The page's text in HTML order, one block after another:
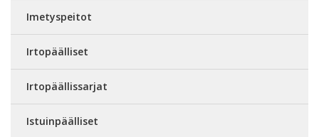
Imetyspeitot
Irtopäälliset
Irtopäällissarjat
Istuinpäälliset